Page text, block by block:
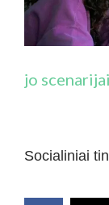
jo
Socialiniai